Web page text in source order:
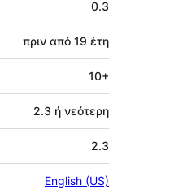
0.3
πριν από 19 έτη
10+
2.3 ή νεότερη
2.3
English (US)